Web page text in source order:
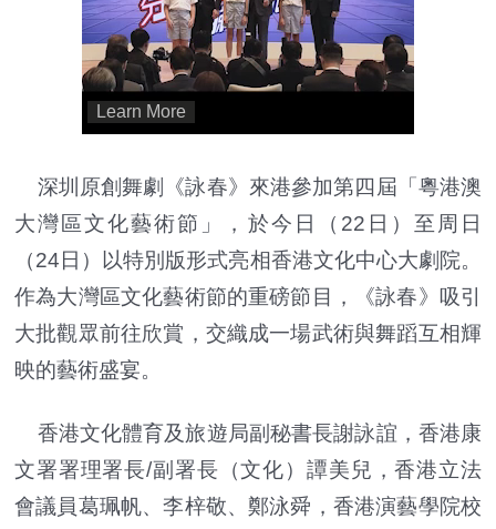
深圳原創舞劇《詠春》來港參加第四屆「粵港澳
大灣區文化藝術節」，於今日（22日）至周日
（24日）以特別版形式亮相香港文化中心大劇院。
作為大灣區文化藝術節的重磅節目，《詠春》吸引
大批觀眾前往欣賞，交織成一場武術與舞蹈互相輝
映的藝術盛宴。
香港文化體育及旅遊局副秘書長謝詠誼，香港康
文署署理署長/副署長（文化）譚美兒，香港立法
會議員葛珮帆、李梓敬、鄭泳舜，香港演藝學院校